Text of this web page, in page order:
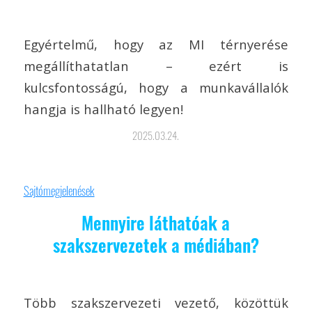
Egyértelmű, hogy az MI térnyerése
megállíthatatlan – ezért is
kulcsfontosságú, hogy a munkavállalók
hangja is hallható legyen!
2025.03.24.
Sajtómegjelenések
Mennyire láthatóak a
szakszervezetek a médiában?
Több szakszervezeti vezető, közöttük